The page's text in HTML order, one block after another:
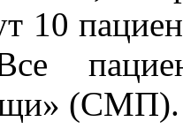
10
(СМП).